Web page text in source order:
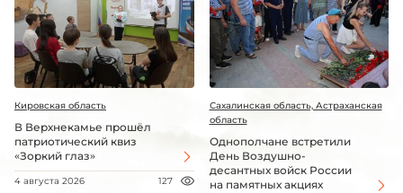
Кировская область
В Верхнекамье прошёл
патриотический квиз
«Зоркий глаз»
4 августа 2026 127
Сахалинская область, Астраханская
область
Однополчане встретили
День Воздушно-
десантных войск России
на памятных акциях